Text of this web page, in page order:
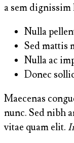
a sem
Nulla
Sed mattis
Nulla ac
Donec
Maecenas
nunc. Sed nibh
vitae quam elit.